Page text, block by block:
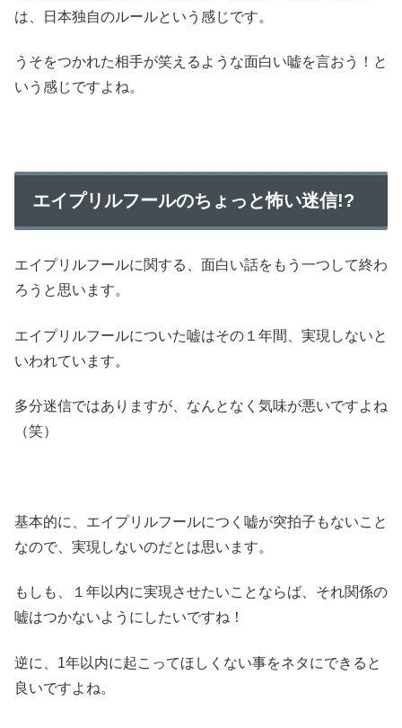
は、日本独自のルールという感じです。
うそをつかれた相手が笑えるような面白い嘘を言おう！と
いう感じですよね。
エイプリルフールのちょっと怖い迷信!?
エイプリルフールに関する、面白い話をもう一つして終わ
ろうと思います。
エイプリルフールについた嘘はその１年間、実現しないと
いわれています。
多分迷信ではありますが、なんとなく気味が悪いですよね
（笑）
基本的に、エイプリルフールにつく嘘が突拍子もないこと
なので、実現しないのだとは思います。
もしも、１年以内に実現させたいことならば、それ関係の
嘘はつかないようにしたいですね！
逆に、1年以内に起こってほしくない事をネタにできると
良いですよね。